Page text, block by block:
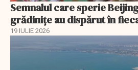
Semnalul care sperie
grădinițe au dispărut în
19 IULIE 2026